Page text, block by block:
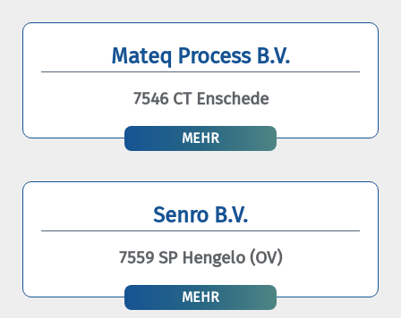
Mateq Process B.V.
7546 CT Enschede
MEHR
Senro B.V.
7559 SP Hengelo (OV)
MEHR